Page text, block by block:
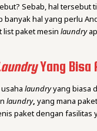
Sebab, hal tersebut
banyak hal yang perlu
list paket mesinlaundry
Yang Bisa
usahalaundryyang biasa
laundry,yang mana
paket dengan